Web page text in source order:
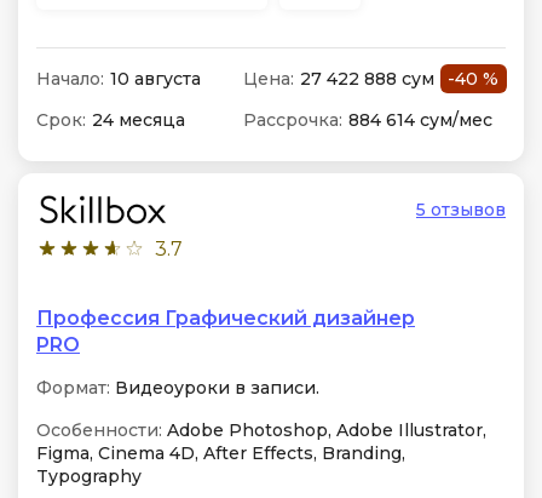
Начало: 10 августа Цена: 27 422 888 сум
-40 %
Срок: 24 месяца Рассрочка: 884 614 сум/мес
3.7
5 отзывов
Профессия Графический дизайнер
PRO
Формат: Видеоуроки в записи.
Особенности: Adobe Photoshop, Adobe Illustrator,
Figma, Cinema 4D, After Effects, Branding,
Typography